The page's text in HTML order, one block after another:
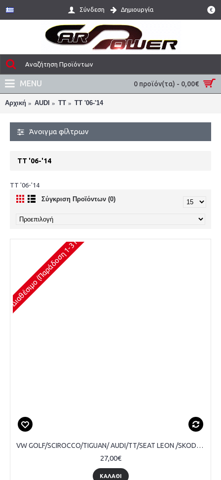
€
Σύνδεση Δημιουργία
0 προϊόν(τα) - 0,00€
MENU
Αρχική AUDI TT TT '06-'14
Άνοιγμα φίλτρων
TT '06-'14
TT '06-'14
Σύγκριση Προϊόντων (0)
Διαθέσιμο (Παράδοση 1-3 Ημέρες)
VW GOLF/SCIROCCO/TIGUAN/ AUDI/TT/SEAT LEON /SKODA OCTAVIA ΣΠΙΡΑΛ ΑΕΡΟΣΑΚΟΥ, ΤΕΜΑΧΙΟ
27,00€
ΚΑΛΆΘΙ